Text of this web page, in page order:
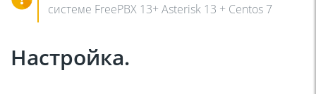
системе FreePBX 13+ Asterisk 13 + Centos 7
Настройка.